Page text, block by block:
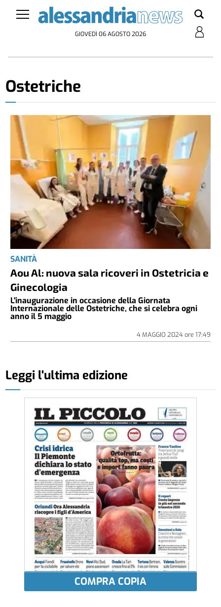
GIOVEDÌ 06 AGOSTO 2026
Ostetriche
SANITÀ
Aou Al: nuova sala ricoveri in Ostetricia e
Ginecologia
L'inaugurazione in occasione della Giornata
Internazionale delle Ostetriche, che si celebra ogni
anno il 5 maggio
4 MAGGIO 2024ore 17:49
Leggi l'ultima edizione
COMPRA COPIA